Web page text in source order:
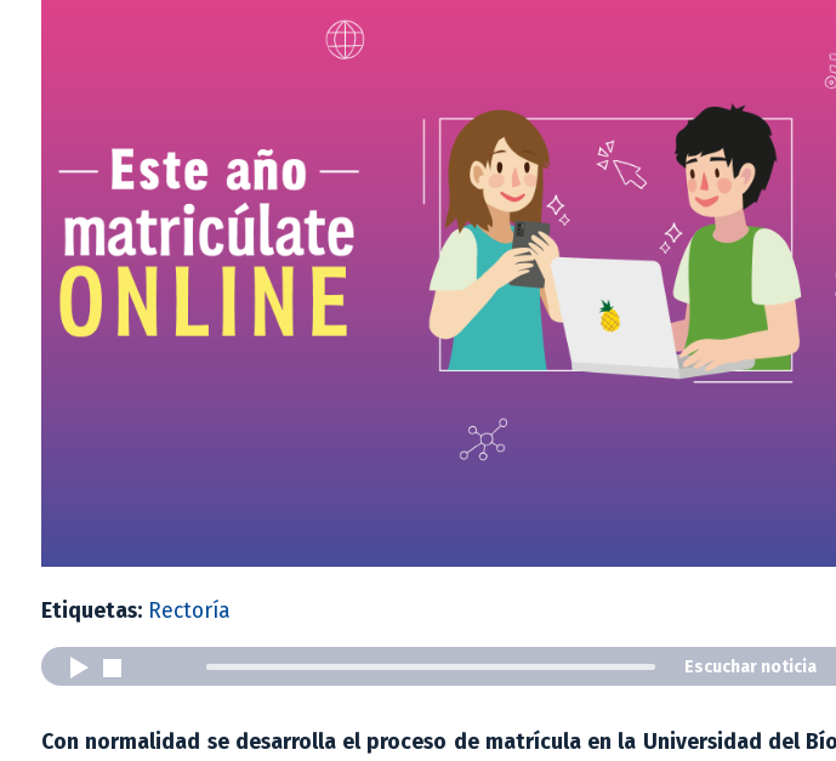
Etiquetas: Rectoría
Escuchar noticia
Con normalidad se desarrolla el proceso de matrícula en la Universidad del